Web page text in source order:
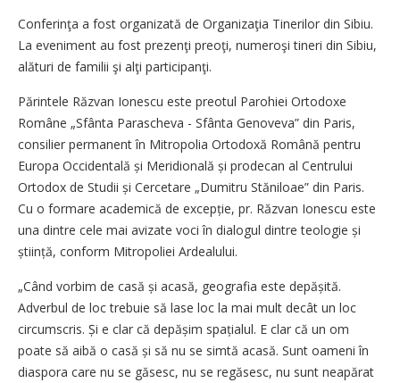
Conferinţa a fost organizată de Organizaţia Tinerilor din Sibiu.
La eveniment au fost prezenţi preoţi, numeroşi tineri din Sibiu,
alături de familii şi alţi participanţi.
Părintele Răzvan Ionescu este preotul Parohiei Ortodoxe
Române „Sfânta Parascheva - Sfânta Genoveva” din Paris,
consilier permanent în Mitropolia Ortodoxă Română pentru
Europa Occidentală și Meridională și prodecan al Centrului
Ortodox de Studii și Cercetare „Dumitru Stăniloae” din Paris.
Cu o formare academică de ex­cepție, pr. Răzvan Ionescu este
una dintre cele mai avizate voci în dialogul dintre teologie și
știință, conform Mitropoliei Ardealului.
„Când vorbim de casă și acasă, geografia este depășită.
Adverbul de loc trebuie să lase loc la mai mult decât un loc
circumscris. Și e clar că depășim spațialul. E clar că un om
poate să aibă o casă și să nu se simtă acasă. Sunt oameni în
diaspora care nu se găsesc, nu se regăsesc, nu sunt neapărat